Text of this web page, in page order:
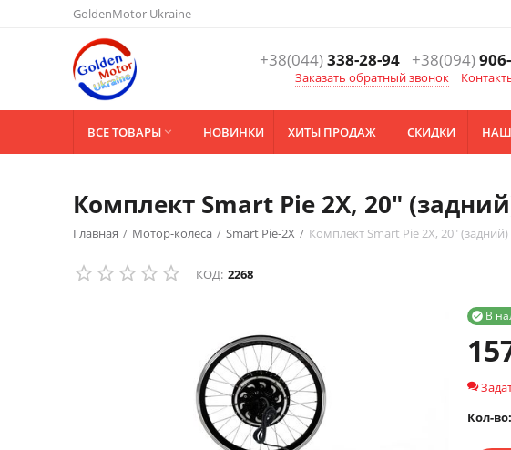
GoldenMotor Ukraine
+38(044)338-28-94 +38(094)
Заказать обратный звонок
ВСЕ ТОВАРЫ  НОВИНКИ ХИТЫ ПРОДАЖ СКИДКИ
Комплект Smart Pie 2X, 20"
Главная / Мотор-колёса / Smart Pie-2X / Комплект Smart Pie 2X, 20" (задний)
КОД: 2268
В

Кол-во: